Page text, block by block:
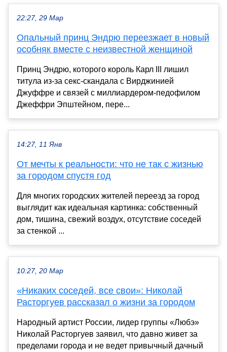
22:27, 29 Мар
Опальный принц Эндрю переезжает в новый
особняк вместе с неизвестной женщиной
Принц Эндрю, которого король Карл III лишил
титула из-за секс-скандала с Вирджинией
Джуффре и связей с миллиардером-педофилом
Джеффри Эпштейном, пере...
14:27, 11 Янв
От мечты к реальности: что не так с жизнью
за городом спустя год
Для многих городских жителей переезд за город
выглядит как идеальная картинка: собственный
дом, тишина, свежий воздух, отсутствие соседей
за стенкой ...
10:27, 20 Мар
«Никаких соседей, все свои»: Николай
Расторгуев рассказал о жизни за городом
Народный артист России, лидер группы «Любэ»
Николай Расторгуев заявил, что давно живет за
пределами города и не ведет привычный дачный